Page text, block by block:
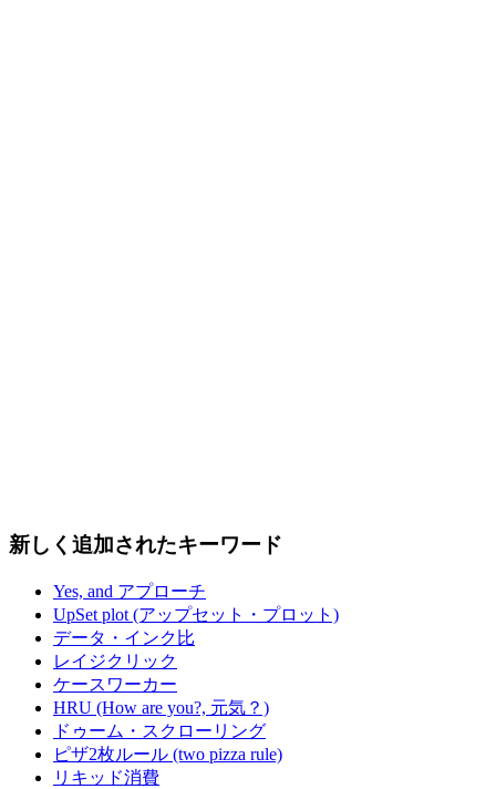
新しく追加されたキーワード
Yes, and アプローチ
UpSet plot (アップセット・プロット)
データ・インク比
レイジクリック
ケースワーカー
HRU (How are you?, 元気？)
ドゥーム・スクローリング
ピザ2枚ルール (two pizza rule)
リキッド消費